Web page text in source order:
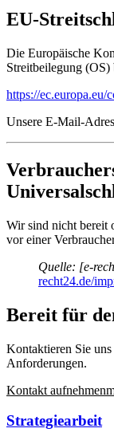
EU-
Die Europäische
Streitbeilegung (OS)
https://ec.europa.eu/
Unsere E-Mail-
Wir sind nicht bereit
vor einer
Quelle: [e-
recht24.de/
Bereit für
Kontaktieren Sie
Anforderungen.
Kontakt aufnehmen
Strategiearbeit